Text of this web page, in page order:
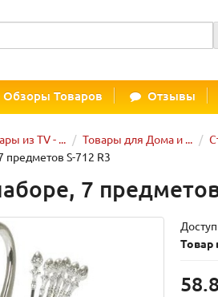
Обзоры Товаров Отзывы
из TV - ... Товары для Дома и ...
предметов S-712 R3
7 предметов
Товар